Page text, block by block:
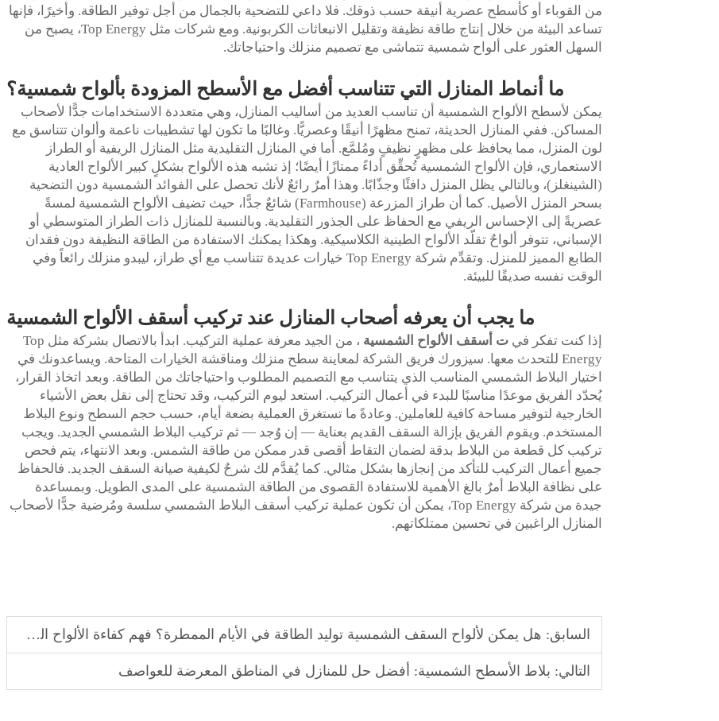
من القوباء أو كأسطح عصرية أنيقة حسب ذوقك. فلا داعي للتضحية بالجمال من أجل توفير الطاقة. وأخيرًا، فإنها
تساعد البيئة من خلال إنتاج طاقة نظيفة وتقليل الانبعاثات الكربونية. ومع شركات مثل Top Energy، يصبح من
السهل العثور على ألواح شمسية تتماشى مع تصميم منزلك واحتياجاتك.
ما أنماط المنازل التي تتناسب أفضل مع الأسطح المزودة بألواح شمسية؟
يمكن لأسطح الألواح الشمسية أن تناسب العديد من أساليب المنازل، وهي متعددة الاستخدامات جدًّا لأصحاب
المساكن. ففي المنازل الحديثة، تمنح مظهرًا أنيقًا وعصريًّا. وغالبًا ما تكون لها تشطيبات ناعمة وألوان تتناسق مع
لون المنزل، مما يحافظ على مظهرٍ نظيفٍ ومُلمَّع. أما في المنازل التقليدية مثل المنازل الريفية أو الطراز
الاستعماري، فإن الألواح الشمسية تُحقِّق أداءً ممتازًا أيضًا؛ إذ تشبه هذه الألواح بشكلٍ كبير الألواح العادية
(الشينغلز)، وبالتالي يظل المنزل دافئًا وجذّابًا. وهذا أمرٌ رائعٌ لأنك تحصل على الفوائد الشمسية دون التضحية
بسحر المنزل الأصيل. كما أن طراز المزرعة (Farmhouse) شائعٌ جدًّا، حيث تضيف الألواح الشمسية لمسةً
عصريةً إلى الإحساس الريفي مع الحفاظ على الجذور التقليدية. وبالنسبة للمنازل ذات الطراز المتوسطي أو
الإسباني، تتوفر ألواحٌ تقلّد الألواح الطينية الكلاسيكية. وهكذا يمكنك الاستفادة من الطاقة النظيفة دون فقدان
الطابع المميز للمنزل. وتقدِّم شركة Top Energy خيارات عديدة تتناسب مع أي طراز، ليبدو منزلك رائعاً وفي
الوقت نفسه صديقًا للبيئة.
ما يجب أن يعرفه أصحاب المنازل عند تركيب أسقف الألواح الشمسية
إذا كنت تفكر في ت أسقف الألواح الشمسية
، من الجيد معرفة عملية التركيب. ابدأ بالاتصال بشركة مثل Top
Energy للتحدث معها. سيزورك فريق الشركة لمعاينة سطح منزلك ومناقشة الخيارات المتاحة. ويساعدونك في
اختيار البلاط الشمسي المناسب الذي يتناسب مع التصميم المطلوب واحتياجاتك من الطاقة. وبعد اتخاذ القرار،
يُحدّد الفريق موعدًا مناسبًا للبدء في أعمال التركيب. استعد ليوم التركيب، وقد تحتاج إلى نقل بعض الأشياء
الخارجية لتوفير مساحة كافية للعاملين. وعادةً ما تستغرق العملية بضعة أيام، حسب حجم السطح ونوع البلاط
المستخدم. ويقوم الفريق بإزالة السقف القديم بعناية — إن وُجد — ثم تركيب البلاط الشمسي الجديد. ويجب
تركيب كل قطعة من البلاط بدقة لضمان التقاط أقصى قدر ممكن من طاقة الشمس. وبعد الانتهاء، يتم فحص
جميع أعمال التركيب للتأكد من إنجازها بشكل مثالي. كما يُقدَّم لك شرحٌ لكيفية صيانة السقف الجديد. فالحفاظ
على نظافة البلاط أمرٌ بالغ الأهمية للاستفادة القصوى من الطاقة الشمسية على المدى الطويل. وبمساعدة
جيدة من شركة Top Energy، يمكن أن تكون عملية تركيب أسقف البلاط الشمسي سلسة ومُرضية جدًّا لأصحاب
المنازل الراغبين في تحسين ممتلكاتهم.
السابق: هل يمكن لألواح السقف الشمسية توليد الطاقة في الأيام الممطرة؟ فهم كفاءة الألواح الشمسية في جميع الظروف الجوية
التالي: بلاط الأسطح الشمسية: أفضل حل للمنازل في المناطق المعرضة للعواصف